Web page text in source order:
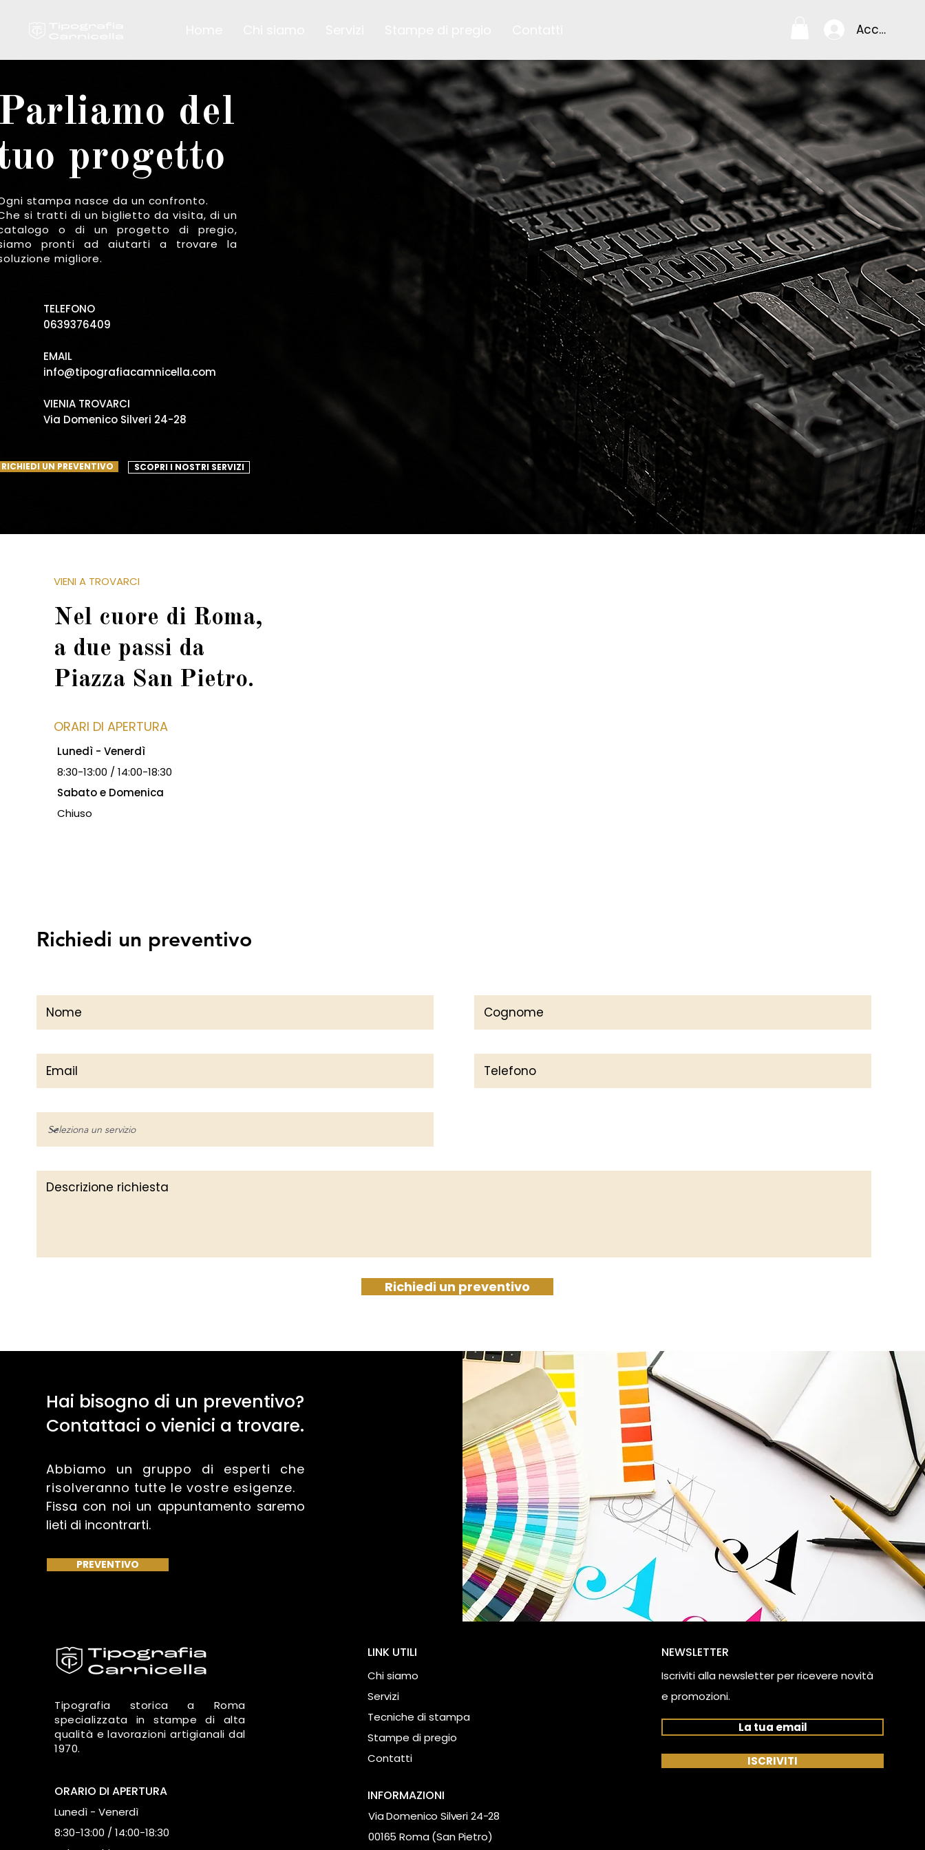
Accedi
del
progetto
stampa nasce da un confronto.
si tratti di un biglietto da visita, di un
o di un progetto di pregio,
pronti ad aiutarti a trovare la
migliore.
TELEFONO
0639376409
EMAIL
info@tipografiacamnicella.com
VIENIA TROVARCI
Via Domenico Silveri 24-28
RICHIEDI UN PREVENTIVO SCOPRI I NOSTRI SERVIZI
VIENI A TROVARCI
Nel cuore di Roma,
a due passi da
Piazza San Pietro.
ORARI DI APERTURA
Lunedì - Venerdì
8:30-13:00 / 14:00-18:30
Sabato e Domenica
Chiuso
Richiedi un preventivo
Richiedi un preventivo
Hai bisogno di un preventivo?
Contattaci o vienici a trovare.
Abbiamo un gruppo di esperti che
risolveranno tutte le vostre esigenze.
Fissa con noi un appuntamento saremo
lieti di incontrarti.
PREVENTIVO
Tipografia storica a Roma
specializzata in stampe di alta
qualità e lavorazioni artigianali dal
1970.
ORARIO DI APERTURA
Lunedì - Venerdì
8:30-13:00 / 14:00-18:30
LINK UTILI
Chi siamo
Servizi
Tecniche di stampa
Stampe di pregio
Contatti
INFORMAZIONI
Via Domenico Silveri 24-28
00165 Roma (San Pietro)
NEWSLETTER
Iscriviti alla newsletterper ricevere novità
e promozioni.
La tua email
ISCRIVITI